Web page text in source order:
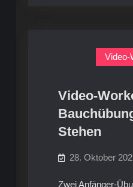
Video-
Video-
Stehen
28. Oktober
Zwei Anfänger-